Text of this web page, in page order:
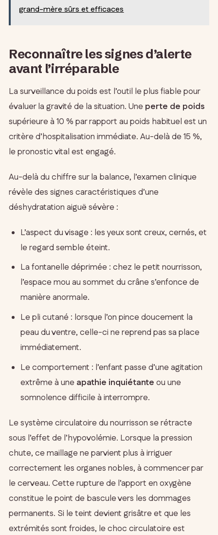
grand-mère sûrs et efficaces
Reconnaître les signes d’alerte
avant l’irréparable
La surveillance du poids est l’outil le plus fiable pour
évaluer la gravité de la situation. Une perte de poids
supérieure à 10 % par rapport au poids habituel est un
critère d’hospitalisation immédiate. Au-delà de 15 %,
le pronostic vital est engagé.
Au-delà du chiffre sur la balance, l’examen clinique
révèle des signes caractéristiques d’une
déshydratation aiguë sévère :
L’aspect du visage : les yeux sont creux, cernés, et
le regard semble éteint.
La fontanelle déprimée : chez le petit nourrisson,
l’espace mou au sommet du crâne s’enfonce de
manière anormale.
Le pli cutané : lorsque l’on pince doucement la
peau du ventre, celle-ci ne reprend pas sa place
immédiatement.
Le comportement : l’enfant passe d’une agitation
extrême à une apathie inquiétante ou une
somnolence difficile à interrompre.
Le système circulatoire du nourrisson se rétracte
sous l’effet de l’hypovolémie. Lorsque la pression
chute, ce maillage ne parvient plus à irriguer
correctement les organes nobles, à commencer par
le cerveau. Cette rupture de l’apport en oxygène
constitue le point de bascule vers les dommages
permanents. Si le teint devient grisâtre et que les
extrémités sont froides, le choc circulatoire est